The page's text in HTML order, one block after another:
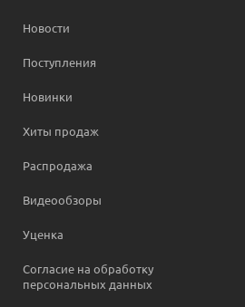
Новости
Поступления
Новинки
Хиты продаж
Распродажа
Видеообзоры
Уценка
Согласие на обработку
персональных данных